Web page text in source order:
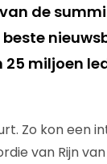
de
miljoen
Zo kon een
van Rijn